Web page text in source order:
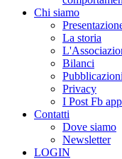
Chi siamo
La storia
Bilanci
Pubblicazioni
Privacy
I Post Fb
Contatti
Dove siamo
Newsletter
LOGIN